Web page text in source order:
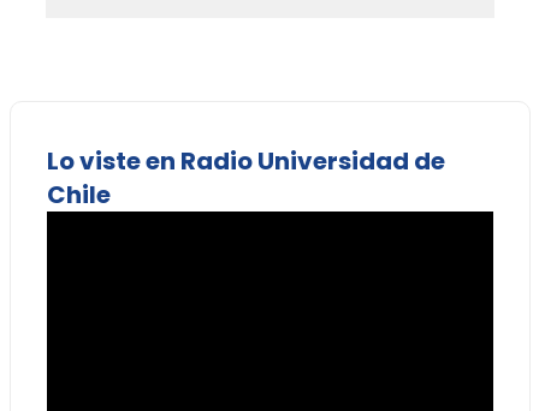
Lo viste en Radio Universidad de
Chile